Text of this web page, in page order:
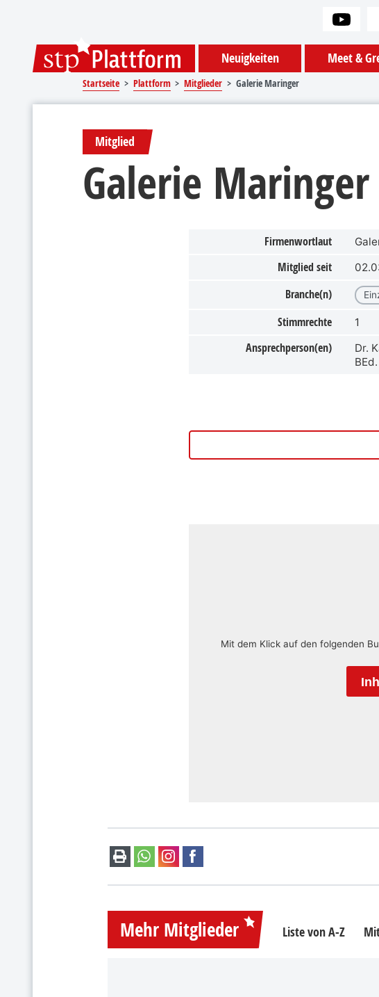
Neuigkeiten Meet &
Startseite Plattform Mitglieder Galerie Maringer
Mitglied
Galerie Maringer
Firmenwortlaut
Mitglied seit
Branche(n)
Stimmrechte 1
Ansprechperson(en)
Dr.
Mit dem Klick auf den folgenden
Mehr Mitglieder Liste von A-Z